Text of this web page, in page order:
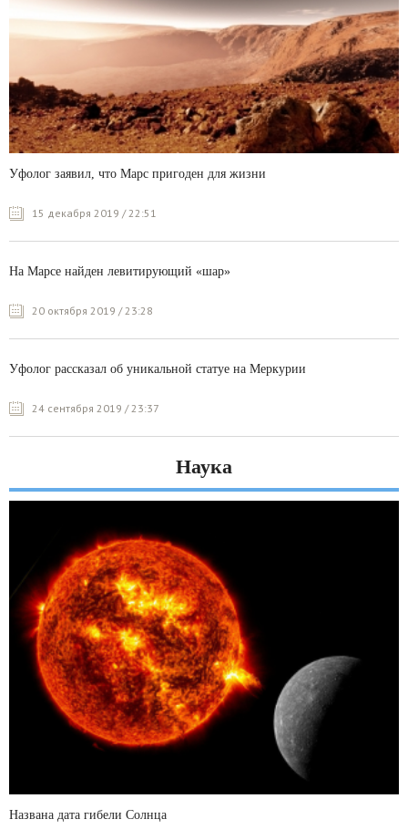
Уфолог заявил, что Марс пригоден для жизни
15 декабря 2019 / 22:51
На Марсе найден левитирующий «шар»
20 октября 2019 / 23:28
Уфолог рассказал об уникальной статуе на Меркурии
24 сентября 2019 / 23:37
Наука
Названа дата гибели Солнца